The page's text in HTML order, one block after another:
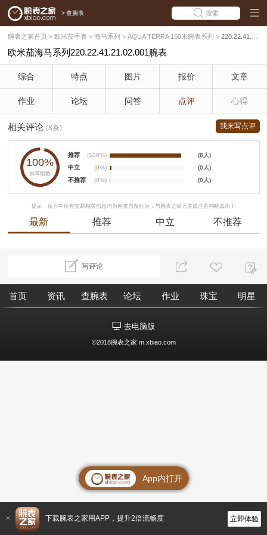
> 查腕表 搜索
腕表之家首页 > 欧米茄手表 > 海马系列 > AQUA TERRA 150米腕表系列 > 220.22.41.21.02.001
欧米茄海马系列220.22.41.21.02.001腕表
综合 特点 图片 报价 文章
作业 论坛 问答 点评 心得
相关评论 (8条) 我来写点评
100%
推荐指数
推荐 (100%)
(8人)
中立
(0%)
(0人)
不推荐
(0%) (0人)
提示：留言中所有交易相关信息均为网友自发行为，与腕表之家无关请注意判断真伪！
最新 推荐 中立 不推荐
写评论
首页 资讯 查腕表 论坛 作业 珠宝 明星
去电脑版
©2018腕表之家 m.xbiao.com
App内打开
下载腕表之家用APP，提升2倍流畅度 立即体验